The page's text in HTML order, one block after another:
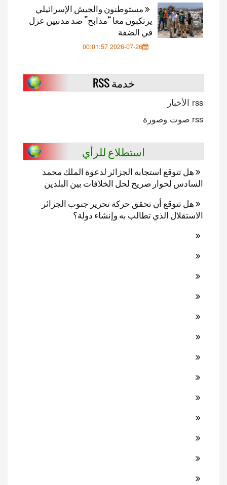
مستوطنون والجيش الإسرائيلي
يرتكبون معا “مذابح” ضد مدنيين عزل
في الضفة
2026-07-26 00:01:57
خدمة RSS
rss الأخبار
rss صوت وصورة
استطلاع للرأي
هل تتوقع استجابة الجزائر لدعوة الملك محمد
السادس لحوار صريح لحل الخلافات بين البلدين
هل تتوقع أن تحقق حركة تحرير جنوب الجزائر
الاستقلال الذي تطالب به وإنشاء دولة؟